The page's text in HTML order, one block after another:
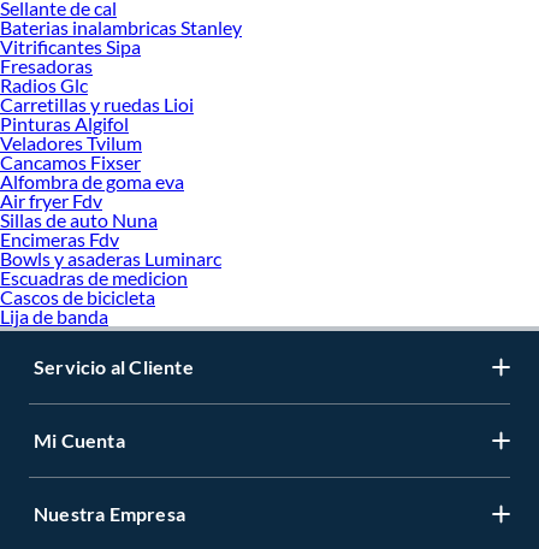
Sellante de cal
Baterias inalambricas Stanley
Vitrificantes Sipa
Fresadoras
Radios Glc
Carretillas y ruedas Lioi
Pinturas Algifol
Veladores Tvilum
Cancamos Fixser
Alfombra de goma eva
Air fryer Fdv
Sillas de auto Nuna
Encimeras Fdv
Bowls y asaderas Luminarc
Escuadras de medicion
Cascos de bicicleta
Lija de banda
Servicio al Cliente
Mi Cuenta
Nuestra Empresa